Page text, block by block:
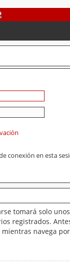
conexión en esta
tomará solo
registrados.
navega